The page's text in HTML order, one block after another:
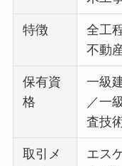
特徴
全工
不動
保有資
格
一級
／一
査技
取引メ
エス